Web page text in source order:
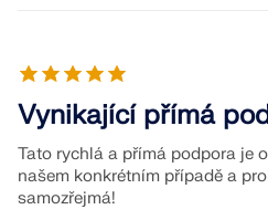
RWIND 3
CFD software pro digitální
Více
PROHLÉDNĚTE SI
Vynikající přímá
Tato rychlá a přímá podpora je
našem konkrétním případě a
samozřejmá!